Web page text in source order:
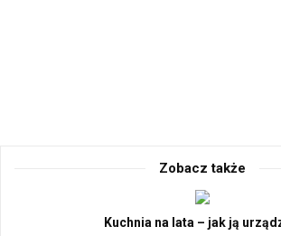
Zobacz także
Kuchnia na lata – jak ją